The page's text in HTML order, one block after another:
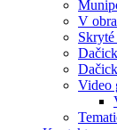
V
Video